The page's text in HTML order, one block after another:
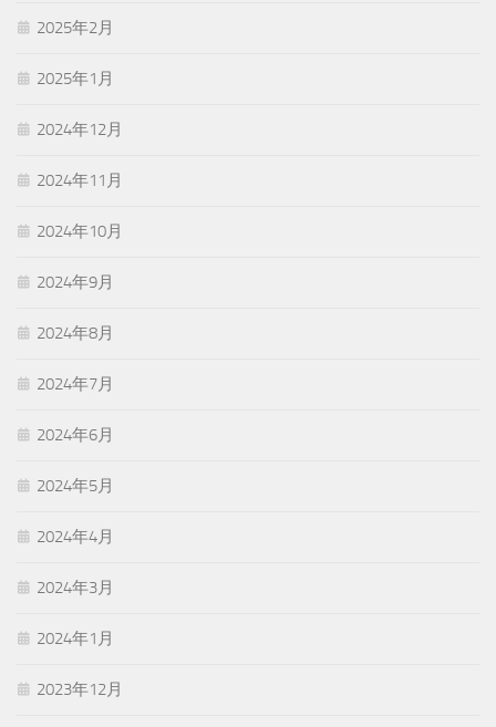
2025年2月
2025年1月
2024年12月
2024年11月
2024年10月
2024年9月
2024年8月
2024年7月
2024年6月
2024年5月
2024年4月
2024年3月
2024年1月
2023年12月